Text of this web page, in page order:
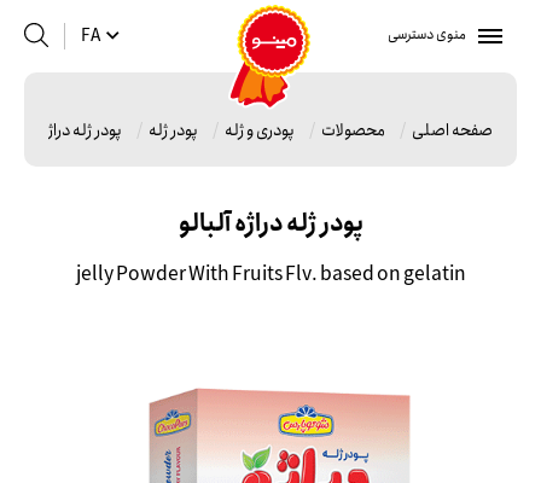
منوی دسترسی FA
صفحه اصلی محصولات پودری و ژله پودر ژله پودر ژله دراژه آلبالو
پودر ژله دراژه آلبالو
jelly Powder With Fruits Flv. based on gelatin